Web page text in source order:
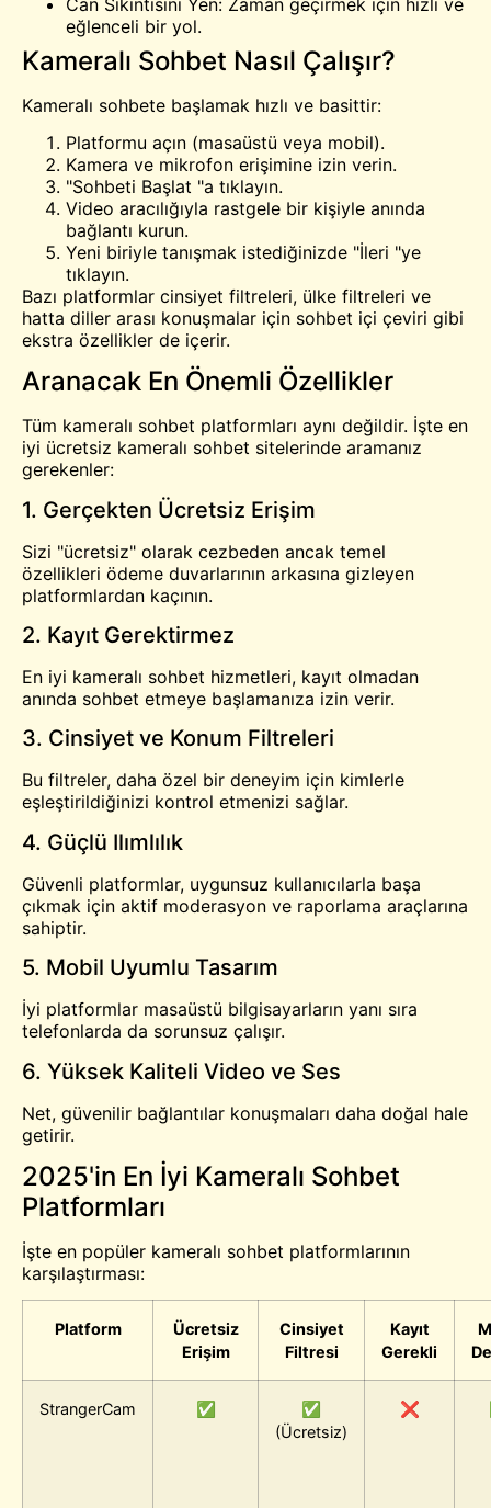
eğlenceli bir yol.
Kameralı Sohbet Nasıl Çalışır?
Kameralı sohbete başlamak hızlı ve basittir:
Platformu açın (masaüstü veya mobil).
Kamera ve mikrofon erişimine izin verin.
"Sohbeti Başlat "a tıklayın.
Video aracılığıyla rastgele bir kişiyle anında
bağlantı kurun.
Yeni biriyle tanışmak istediğinizde "İleri "ye
tıklayın.
Bazı platformlar cinsiyet filtreleri, ülke filtreleri ve
hatta diller arası konuşmalar için sohbet içi çeviri gibi
ekstra özellikler de içerir.
Aranacak En Önemli Özellikler
Tüm kameralı sohbet platformları aynı değildir. İşte en
iyi ücretsiz kameralı sohbet sitelerinde aramanız
gerekenler:
1. Gerçekten Ücretsiz Erişim
Sizi "ücretsiz" olarak cezbeden ancak temel
özellikleri ödeme duvarlarının arkasına gizleyen
platformlardan kaçının.
2. Kayıt Gerektirmez
En iyi kameralı sohbet hizmetleri, kayıt olmadan
anında sohbet etmeye başlamanıza izin verir.
3. Cinsiyet ve Konum Filtreleri
Bu filtreler, daha özel bir deneyim için kimlerle
eşleştirildiğinizi kontrol etmenizi sağlar.
4. Güçlü Ilımlılık
Güvenli platformlar, uygunsuz kullanıcılarla başa
çıkmak için aktif moderasyon ve raporlama araçlarına
sahiptir.
5. Mobil Uyumlu Tasarım
İyi platformlar masaüstü bilgisayarların yanı sıra
telefonlarda da sorunsuz çalışır.
6. Yüksek Kaliteli Video ve Ses
Net, güvenilir bağlantılar konuşmaları daha doğal hale
getirir.
2025'in En İyi Kameralı Sohbet
Platformları
İşte en popüler kameralı sohbet platformlarının
karşılaştırması:
Platform
Ücretsiz
Erişim
Cinsiyet
Filtresi
Kayıt
Gerekli
StrangerCam ✅
✅
(Ücretsiz)
❌